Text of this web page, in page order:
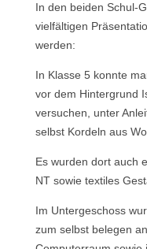
In den beiden Schul-
vielfältigen
werden:
In Klasse 5 konnte
vor dem Hintergrund
versuchen, unter
selbst Kordeln aus
Es wurden dort auch
NT sowie textiles
Im Untergeschoss
zum selbst belegen